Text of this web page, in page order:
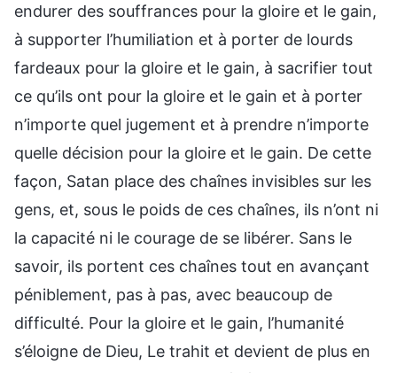
endurer des souffrances pour la gloire et le gain,
à supporter l’humiliation et à porter de lourds
fardeaux pour la gloire et le gain, à sacrifier tout
ce qu’ils ont pour la gloire et le gain et à porter
n’importe quel jugement et à prendre n’importe
quelle décision pour la gloire et le gain. De cette
façon, Satan place des chaînes invisibles sur les
gens, et, sous le poids de ces chaînes, ils n’ont ni
la capacité ni le courage de se libérer. Sans le
savoir, ils portent ces chaînes tout en avançant
péniblement, pas à pas, avec beaucoup de
difficulté. Pour la gloire et le gain, l’humanité
s’éloigne de Dieu, Le trahit et devient de plus en